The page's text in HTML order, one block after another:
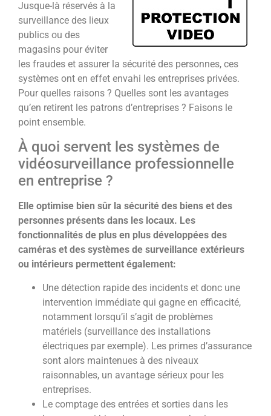
Jusque-là réservés à la
surveillance des lieux
publics ou des
magasins pour éviter
les fraudes et assurer la sécurité des personnes, ces
systèmes ont en effet envahi les entreprises privées.
Pour quelles raisons ? Quelles sont les avantages
qu’en retirent les patrons d’entreprises ? Faisons le
point ensemble.
À quoi servent les systèmes de
vidéosurveillance professionnelle
en entreprise ?
Elle optimise bien sûr la sécurité des biens et des
personnes présents dans les locaux. Les
fonctionnalités de plus en plus développées des
caméras et des systèmes de surveillance extérieurs
ou intérieurs permettent également:
Une détection rapide des incidents et donc une
intervention immédiate qui gagne en efficacité,
notamment lorsqu’il s’agit de problèmes
matériels (surveillance des installations
électriques par exemple). Les primes d’assurance
sont alors maintenues à des niveaux
raisonnables, un avantage sérieux pour les
entreprises.
Le comptage des entrées et sorties dans les